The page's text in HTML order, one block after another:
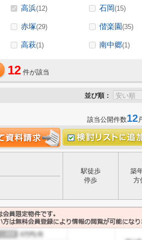
高浜(12) 石岡(15)
赤塚(29) 偕楽園(35)
高萩(1) 南中郷(1)
12 件が該当
並び順：
該当公開件数12
駅徒歩
停歩
築
方